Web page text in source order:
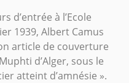
d’entrée à l’Ecole
1939, Albert Camus
article de couverture
d’Alger, sous le
atteint d’amnésie ».